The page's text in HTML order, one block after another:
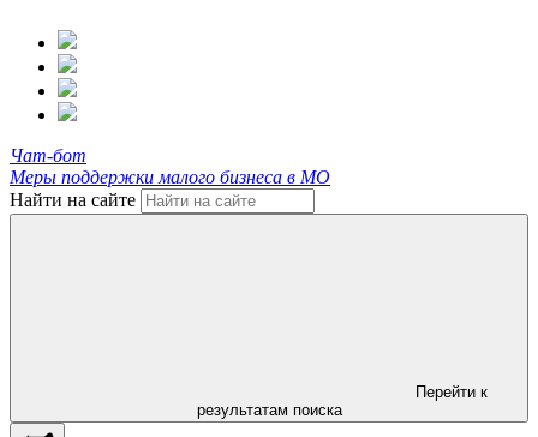
Чат-бот
Меры поддержки малого бизнеса в МО
Найти на сайте
Перейти к
результатам поиска